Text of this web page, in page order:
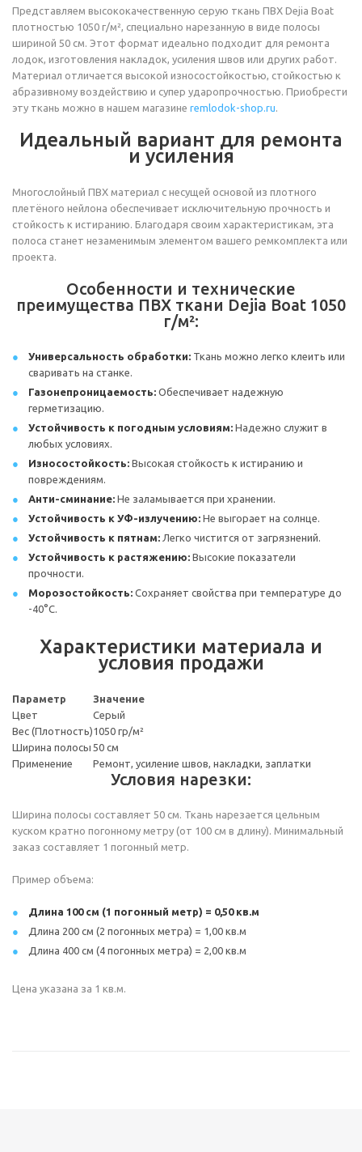
Представляем высококачественную серую ткань ПВХ Dejia Boat
плотностью 1050 г/м², специально нарезанную в виде полосы
шириной 50 см. Этот формат идеально подходит для ремонта
лодок, изготовления накладок, усиления швов или других работ.
Материал отличается высокой износостойкостью, стойкостью к
абразивному воздействию и супер ударопрочностью. Приобрести
эту ткань можно в нашем магазине remlodok-shop.ru.
Идеальный вариант для ремонта
и усиления
Многослойный ПВХ материал с несущей основой из плотного
плетёного нейлона обеспечивает исключительную прочность и
стойкость к истиранию. Благодаря своим характеристикам, эта
полоса станет незаменимым элементом вашего ремкомплекта или
проекта.
Особенности и технические
преимущества ПВХ ткани Dejia Boat 1050
г/м²:
Универсальность обработки: Ткань можно легко клеить или
сваривать на станке.
Газонепроницаемость: Обеспечивает надежную
герметизацию.
Устойчивость к погодным условиям: Надежно служит в
любых условиях.
Износостойкость: Высокая стойкость к истиранию и
повреждениям.
Анти-сминание: Не заламывается при хранении.
Устойчивость к УФ-излучению: Не выгорает на солнце.
Устойчивость к пятнам: Легко чистится от загрязнений.
Устойчивость к растяжению: Высокие показатели
прочности.
Морозостойкость: Сохраняет свойства при температуре до
-40°С.
Характеристики материала и
условия продажи
Параметр
Значение
Цвет
Серый
Вес (Плотность)1050 гр/м²
Ширина полосы 50 см
Применение
Ремонт, усиление швов, накладки, заплатки
Условия нарезки:
Ширина полосы составляет 50 см. Ткань нарезается цельным
куском кратно погонному метру (от 100 см в длину). Минимальный
заказ составляет 1 погонный метр.
Пример объема:
Длина 100 см (1 погонный метр) = 0,50 кв.м
Длина 200 см (2 погонных метра) = 1,00 кв.м
Длина 400 см (4 погонных метра) = 2,00 кв.м
Цена указана за 1 кв.м.